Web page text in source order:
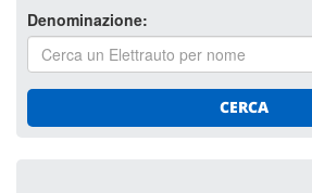
Denominazione:
CERCA